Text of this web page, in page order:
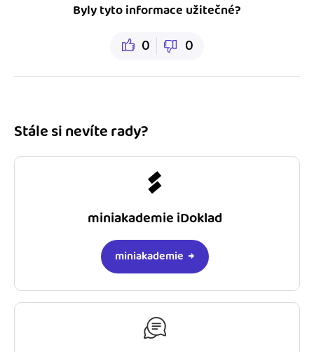
Byly tyto informace užitečné?
0 0
Stále si nevíte rady?
miniakademie iDoklad
miniakademie